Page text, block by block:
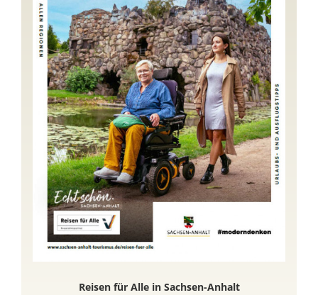
Reisen für Alle in Sachsen-Anhalt